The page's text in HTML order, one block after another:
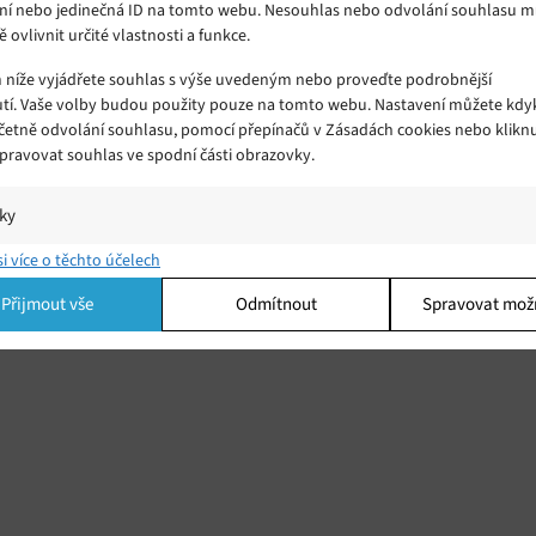
nebo jedinečná ID na tomto webu. Nesouhlas nebo odvolání souhlasu
ovlivnit určité vlastnosti a funkce.
vyjádřete souhlas s výše uvedeným nebo proveďte podrobnější
Vaše volby budou použity pouze na tomto webu. Nastavení můžete
odvolání souhlasu, pomocí přepínačů v Zásadách cookies nebo
souhlas ve spodní části obrazovky.
a/nebo přístup k informacím v zařízení, Porozumění publiku
kombinací údajů z různých zdrojů.
více o těchto účelech
Přijmout vše Odmítnout Spravovat